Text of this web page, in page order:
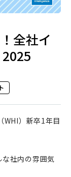
全社イ
）新卒1年目
社内の雰囲気